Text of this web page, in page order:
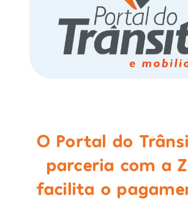
O Portal do
parceria com a
facilita o